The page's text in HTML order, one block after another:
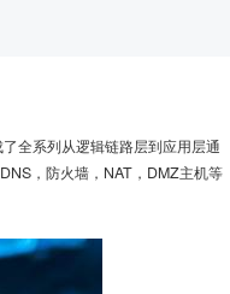
全系列从逻辑链路层到应用层通
，防火墙，NAT，DMZ主机等